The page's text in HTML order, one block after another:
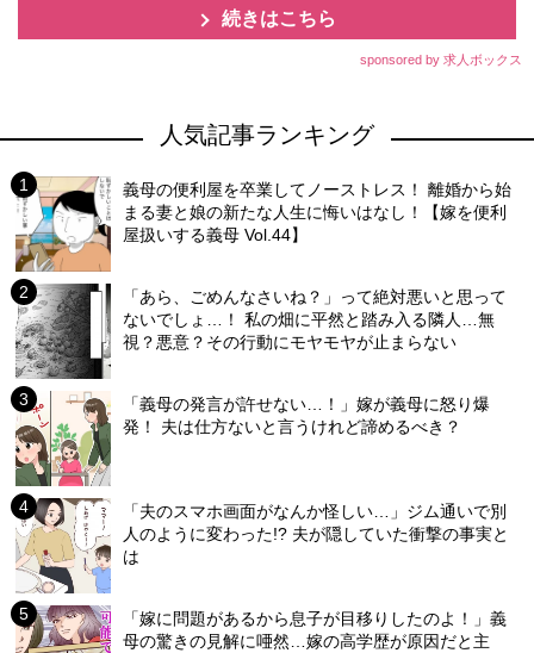
続きはこちら
sponsored by 求人ボックス
人気記事ランキング
義母の便利屋を卒業してノーストレス！ 離婚から始
まる妻と娘の新たな人生に悔いはなし！【嫁を便利
屋扱いする義母 Vol.44】
「あら、ごめんなさいね？」って絶対悪いと思って
ないでしょ…！ 私の畑に平然と踏み入る隣人…無
視？悪意？その行動にモヤモヤが止まらない
「義母の発言が許せない…！」嫁が義母に怒り爆
発！ 夫は仕方ないと言うけれど諦めるべき？
「夫のスマホ画面がなんか怪しい…」ジム通いで別
人のように変わった!? 夫が隠していた衝撃の事実と
は
「嫁に問題があるから息子が目移りしたのよ！」義
母の驚きの見解に唖然…嫁の高学歴が原因だと主